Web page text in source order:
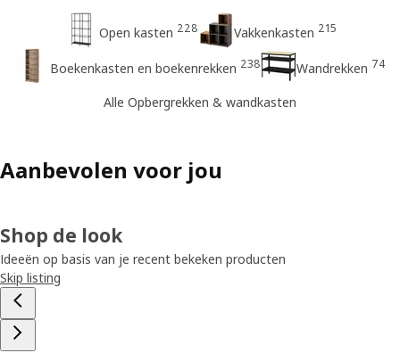
Open kasten 228 Vakkenkasten 215
Boekenkasten en boekenrekken 238 Wandrekken 74
Alle Opbergrekken & wandkasten
Aanbevolen voor jou
Shop de look
Ideeën op basis van je recent bekeken producten
Skip listing